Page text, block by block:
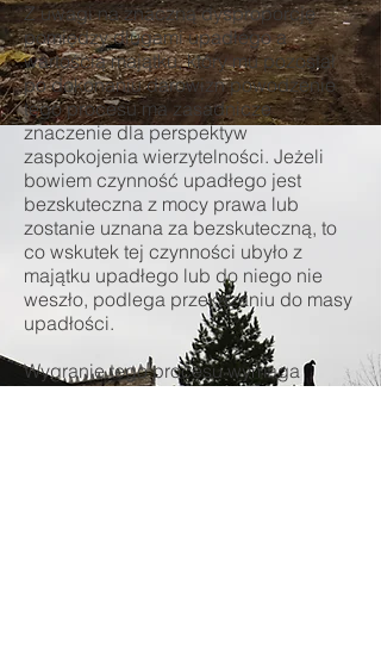
Z uwagi na znaczną dysproporcję
pomiędzy długami upadłego a
wartością majątku, który mu pozostał
po dokonaniu darowizn powodzenie
tego procesu ma zasadnicze
znaczenie dla perspektyw
zaspokojenia wierzytelności. Jeżeli
bowiem czynność upadłego jest
bezskuteczna z mocy prawa lub
zostanie uznana za bezskuteczną, to
co wskutek tej czynności ubyło z
majątku upadłego lub do niego nie
weszło, podlega przekazaniu do masy
upadłości.
Wygranie tego procesu wymaga